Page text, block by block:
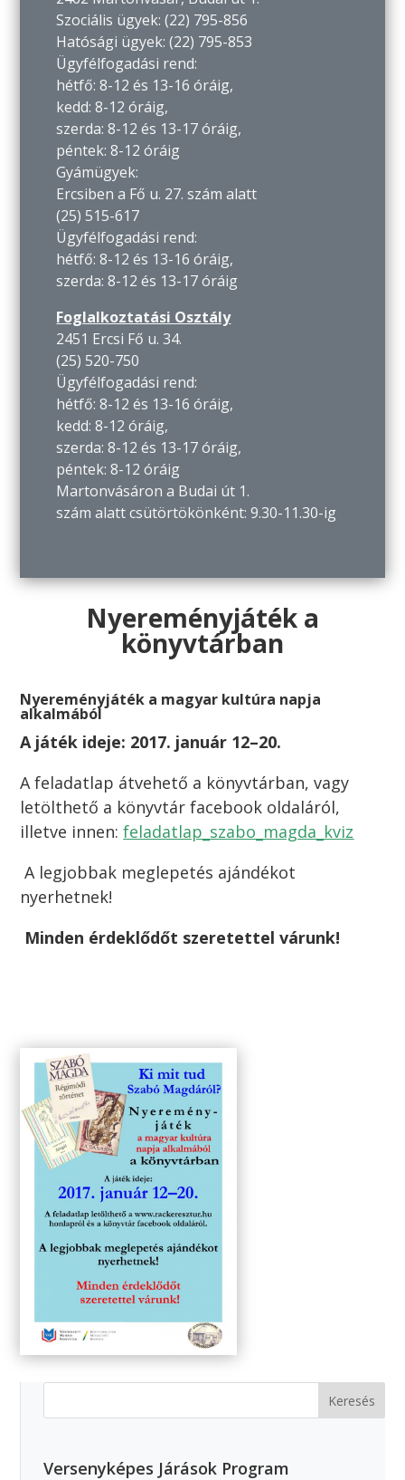
Szociális ügyek: (22) 795-856
Hatósági ügyek: (22) 795-853
Ügyfélfogadási rend:
hétfő: 8-12 és 13-16 óráig,
kedd: 8-12 óráig,
szerda: 8-12 és 13-17 óráig,
péntek: 8-12 óráig
Gyámügyek:
Ercsiben a Fő u. 27. szám alatt
(25) 515-617
Ügyfélfogadási rend:
hétfő: 8-12 és 13-16 óráig,
szerda: 8-12 és 13-17 óráig
Foglalkoztatási Osztály
2451 Ercsi Fő u. 34.
(25) 520-750
Ügyfélfogadási rend:
hétfő: 8-12 és 13-16 óráig,
kedd: 8-12 óráig,
szerda: 8-12 és 13-17 óráig,
péntek: 8-12 óráig
Martonvásáron a Budai út 1.
szám alatt csütörtökönként: 9.30-11.30-ig
Nyereményjáték a
könyvtárban
Nyereményjáték a magyar kultúra napja
alkalmából
A játék ideje: 2017. január 12–20.
A feladatlap átvehető a könyvtárban, vagy
letölthető a könyvtár facebook oldaláról,
illetve innen:feladatlap_szabo_magda_kviz
A legjobbak meglepetés ajándékot
nyerhetnek!
Minden érdeklődőt szeretettel várunk!
Versenyképes Járások Program